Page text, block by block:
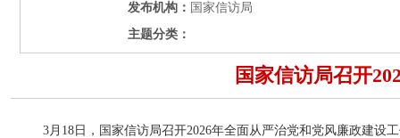
发布机构： 国家信访局
主题分类：
国家信访局召开
3月18日，国家信访局召开2026年全面从严治党和党风廉政建